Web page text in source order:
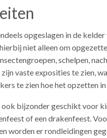
opgeslagen in de
niet alleen om
schelpen,
vaste exposities te zien,
te zien hoe het opzetten
bijzonder geschikt voor
of een drakenfeest.
worden er rondleidingen